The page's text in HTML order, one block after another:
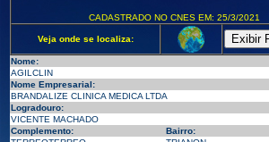
CADASTRADO NO CNES EM: 25/3/2021
Veja onde se localiza:
Nome:
AGILCLIN
Nome Empresarial:
BRANDALIZE CLINICA MEDICA LTDA
Logradouro:
VICENTE MACHADO
Complemento:
Bairro: